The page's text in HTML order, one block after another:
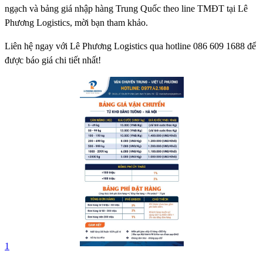
ngạch và bảng giá nhập hàng Trung Quốc theo line TMĐT tại Lê
Phương Logistics, mời bạn tham khảo.
Liên hệ ngay với Lê Phương Logistics qua hotline 086 609 1688 để
được báo giá chi tiết nhất!
1